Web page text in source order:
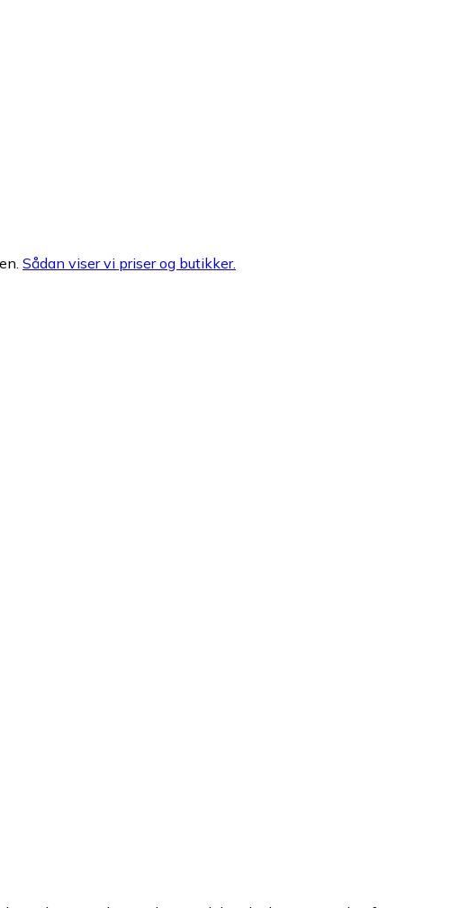
Sådan viser vi priser og butikker.